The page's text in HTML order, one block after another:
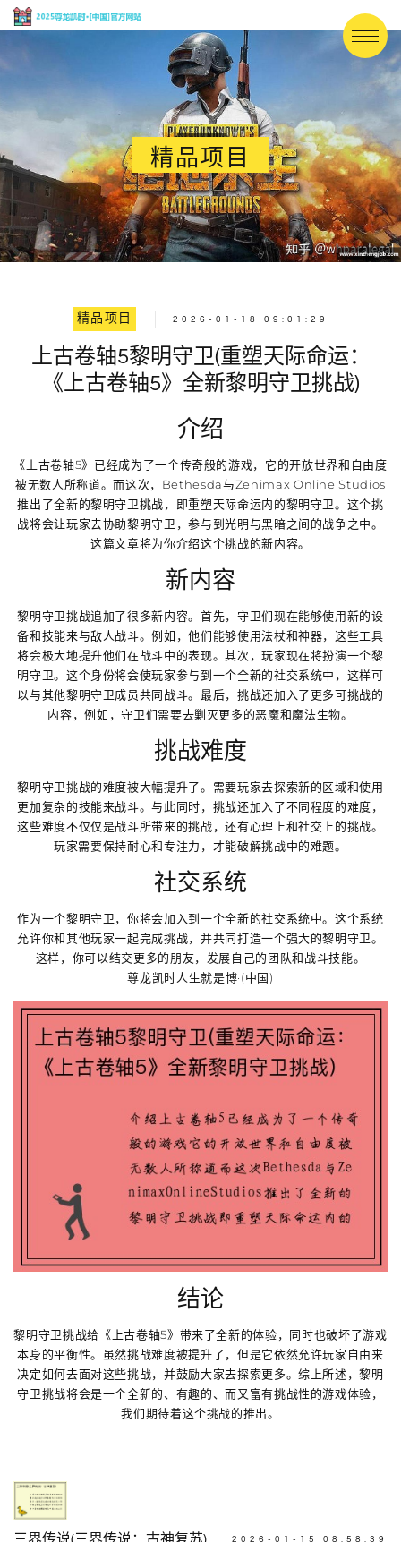
精品项目
精品项目 2026-01-18 09:01:29
上古卷轴5黎明守卫(重塑天际命运：
《上古卷轴5》全新黎明守卫挑战)
介绍
《上古卷轴5》已经成为了一个传奇般的游戏，它的开放世界和自由度
被无数人所称道。而这次，Bethesda与Zenimax Online Studios
推出了全新的黎明守卫挑战，即重塑天际命运内的黎明守卫。这个挑
战将会让玩家去协助黎明守卫，参与到光明与黑暗之间的战争之中。
这篇文章将为你介绍这个挑战的新内容。
新内容
黎明守卫挑战追加了很多新内容。首先，守卫们现在能够使用新的设
备和技能来与敌人战斗。例如，他们能够使用法杖和神器，这些工具
将会极大地提升他们在战斗中的表现。其次，玩家现在将扮演一个黎
明守卫。这个身份将会使玩家参与到一个全新的社交系统中，这样可
以与其他黎明守卫成员共同战斗。最后，挑战还加入了更多可挑战的
内容，例如，守卫们需要去剿灭更多的恶魔和魔法生物。
挑战难度
黎明守卫挑战的难度被大幅提升了。需要玩家去探索新的区域和使用
更加复杂的技能来战斗。与此同时，挑战还加入了不同程度的难度，
这些难度不仅仅是战斗所带来的挑战，还有心理上和社交上的挑战。
玩家需要保持耐心和专注力，才能破解挑战中的难题。
社交系统
作为一个黎明守卫，你将会加入到一个全新的社交系统中。这个系统
允许你和其他玩家一起完成挑战，并共同打造一个强大的黎明守卫。
这样，你可以结交更多的朋友，发展自己的团队和战斗技能。
尊龙凯时人生就是博·(中国)
结论
黎明守卫挑战给《上古卷轴5》带来了全新的体验，同时也破坏了游戏
本身的平衡性。虽然挑战难度被提升了，但是它依然允许玩家自由来
决定如何去面对这些挑战，并鼓励大家去探索更多。综上所述，黎明
守卫挑战将会是一个全新的、有趣的、而又富有挑战性的游戏体验，
我们期待着这个挑战的推出。
2026-01-15 08:58:39